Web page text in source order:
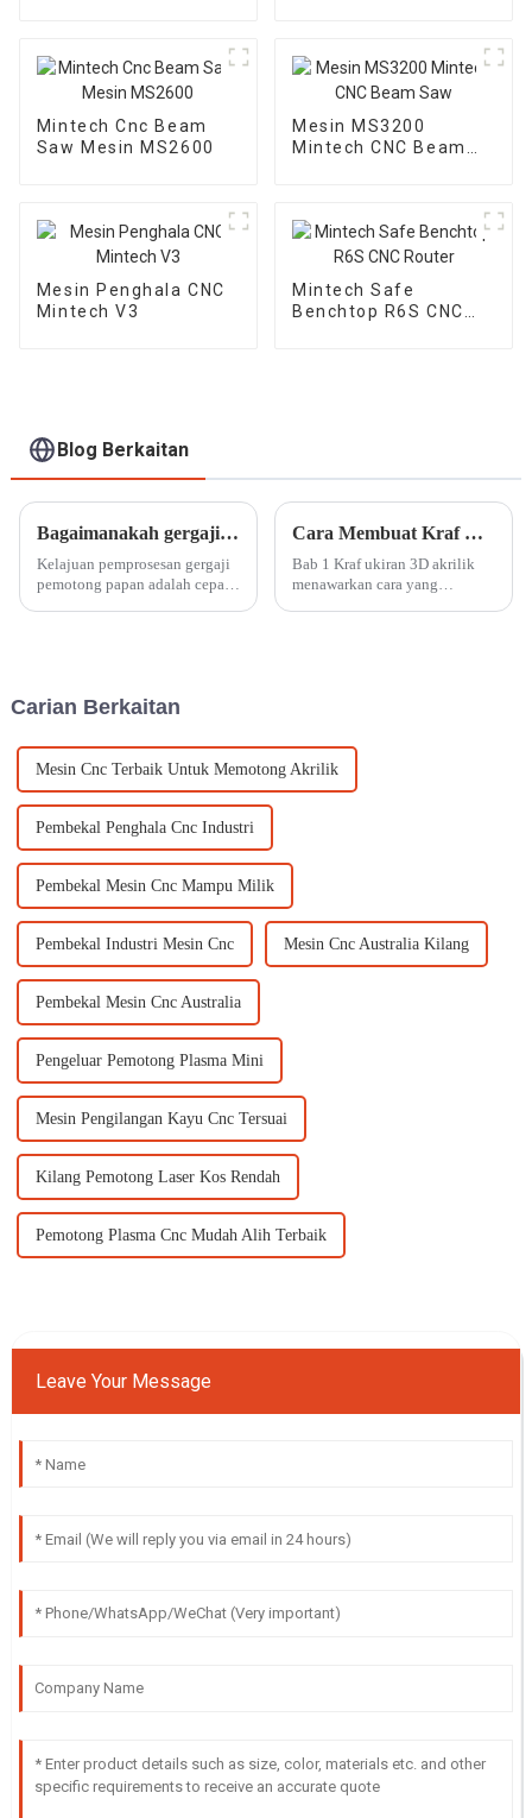
Mintech Cnc Beam
Saw Mesin MS2600
Mesin MS3200
Mintech CNC Beam
Mesin Penghala CNC
Mintech V3
Mintech Safe
Benchtop R6S CNC
Blog Berkaitan
Bagaimanakah gergaji pemotongan papan berfungsi?
Kelajuan pemprosesan gergaji
pemotong papan adalah cepat,
tradisional...
Cara Membuat Kraf Ukiran 3D Akrilik Menggunakan Mesin Ukiran CNC
Bab 1 Kraf ukiran 3D akrilik
menawarkan cara yang
Carian Berkaitan
Mesin Cnc Terbaik Untuk Memotong Akrilik
Pembekal Penghala Cnc Industri
Pembekal Mesin Cnc Mampu Milik
Pembekal Industri Mesin Cnc Mesin Cnc Australia Kilang
Pembekal Mesin Cnc Australia
Pengeluar Pemotong Plasma Mini
Mesin Pengilangan Kayu Cnc Tersuai
Kilang Pemotong Laser Kos Rendah
Pemotong Plasma Cnc Mudah Alih Terbaik
Leave Your Message